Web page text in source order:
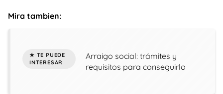
Mira tambien:
Arraigo social: trámites y
requisitos para conseguirlo